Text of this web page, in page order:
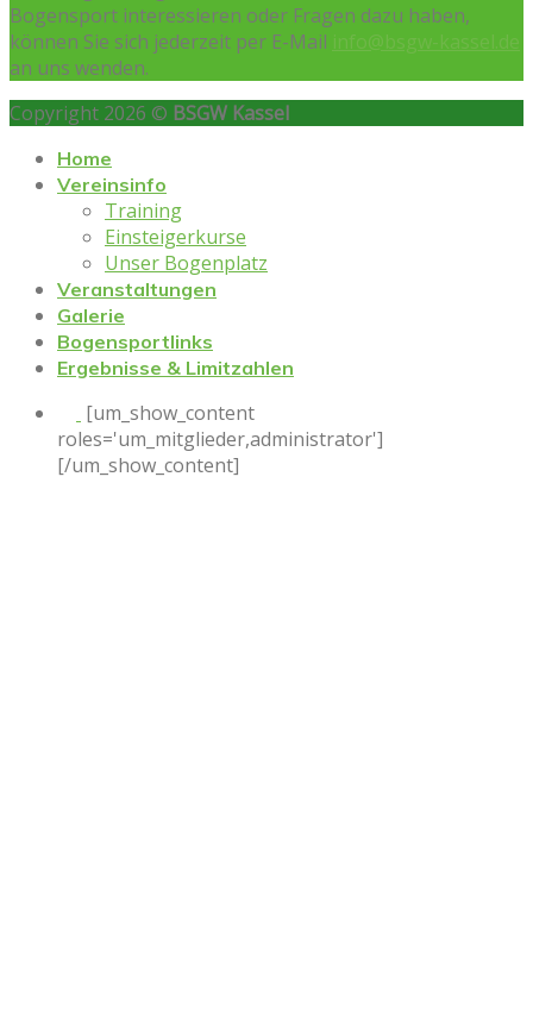
Bogensport interessieren oder Fragen dazu haben,
können Sie sich jederzeit per E-Mail info@bsgw-kassel.de
an uns wenden.
Copyright 2026 © BSGW Kassel
Home
Vereinsinfo
Training
Einsteigerkurse
Unser Bogenplatz
Veranstaltungen
Galerie
Bogensportlinks
Ergebnisse & Limitzahlen
[um_show_content
roles='um_mitglieder,administrator']
[/um_show_content]